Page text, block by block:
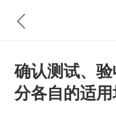
确认测试、
分各自的适用